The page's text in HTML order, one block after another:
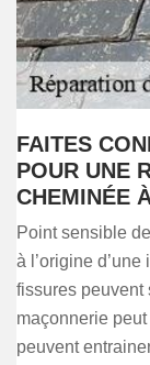
FAITES
POUR UNE
CHEMINÉE
Point sensible
à l’origine
fissures peuvent
maçonnerie
peuvent